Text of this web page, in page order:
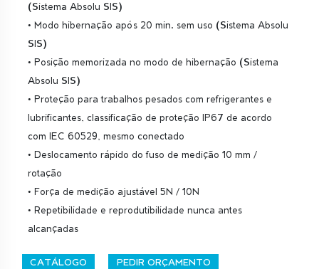
(Sistema Absolu SIS)
• Modo hibernação após 20 min. sem uso (Sistema Absolu
SIS)
• Posição memorizada no modo de hibernação (Sistema
Absolu SIS)
• Proteção para trabalhos pesados com refrigerantes e
lubrificantes, classificação de proteção IP67 de acordo
com IEC 60529, mesmo conectado
• Deslocamento rápido do fuso de medição 10 mm /
rotação
• Força de medição ajustável 5N / 10N
• Repetibilidade e reprodutibilidade nunca antes
alcançadas
CATÁLOGO PEDIR ORÇAMENTO